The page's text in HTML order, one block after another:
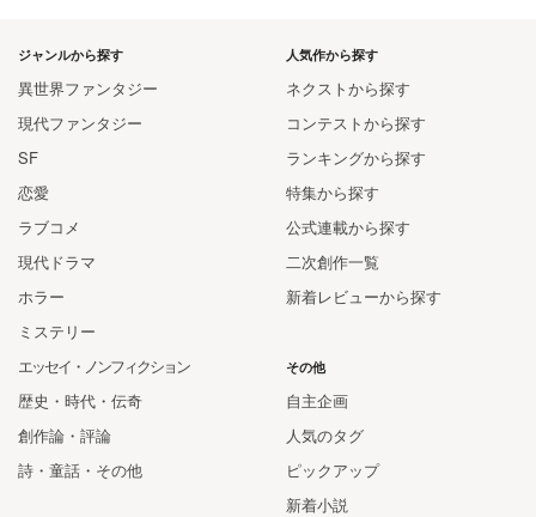
人気作から探す
ネクストから探す
コンテストから探す
ランキングから探す
特集から探す
公式連載から探す
二次創作一覧
新着レビューから探す
ジャンルから探す
異世界ファンタジー
現代ファンタジー
SF
恋愛
ラブコメ
現代ドラマ
ホラー
ミステリー
エッセイ・ノンフィクション
歴史・時代・伝奇
創作論・評論
詩・童話・その他
その他
自主企画
人気のタグ
ピックアップ
新着小説